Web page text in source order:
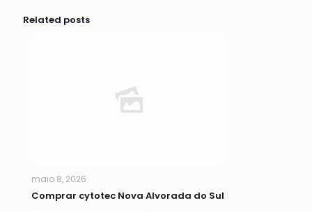
Related posts
maio 8, 2026
Comprar cytotec Nova Alvorada do Sul